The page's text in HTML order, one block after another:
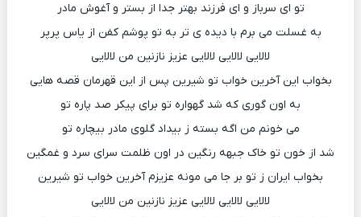
تو ای سرباز و ای فرزند بهتر جدا از بستر و آغوش مادر
به غسلت می برم با دیده ی تر به تو پوشم کفن از یاس پرپر
لالایی لالایی لالایی عزیز نازنین من لالایی
بخواب این آخرین خواب تو شیرین پس از این قهرمان قصه هایی
به اون گوری که شد گهواره تو برای پیکر صد پاره تو
می خونم من اگه بسته ز بیداد گلوی مادر بیچاره تو
شد از خون تو خاک جبهه رنگین در اون ظلمت سرای سرد و غمگین
بخواب ایران ز تو بر جا می مونه عزیزم آخرین خواب تو شیرین
لالایی لالایی لالایی عزیز نازنین من لالایی